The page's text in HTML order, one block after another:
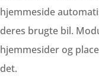
hjemmeside
deres brugte bil.
hjemmesider og
det.